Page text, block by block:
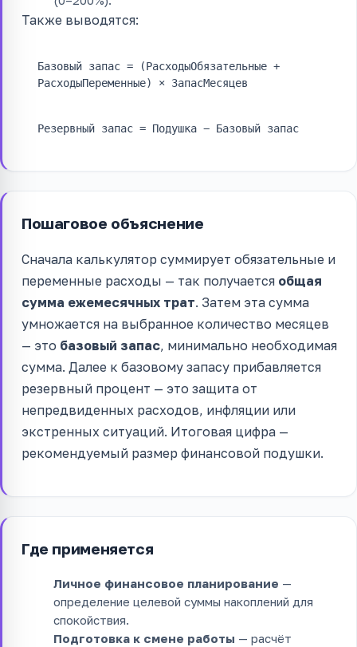
Также выводятся:
Базовый запас = (РасходыОбязательные +
РасходыПеременные) × ЗапасМесяцев
Резервный запас = Подушка − Базовый запас
Пошаговое объяснение
Сначала калькулятор суммирует обязательные и
переменные расходы — так получается общая
сумма ежемесячных трат. Затем эта сумма
умножается на выбранное количество месяцев
— это базовый запас, минимально необходимая
сумма. Далее к базовому запасу прибавляется
резервный процент — это защита от
непредвиденных расходов, инфляции или
экстренных ситуаций. Итоговая цифра —
рекомендуемый размер финансовой подушки.
Где применяется
Личное финансовое планирование —
определение целевой суммы накоплений для
спокойствия.
Подготовка к смене работы — расчёт